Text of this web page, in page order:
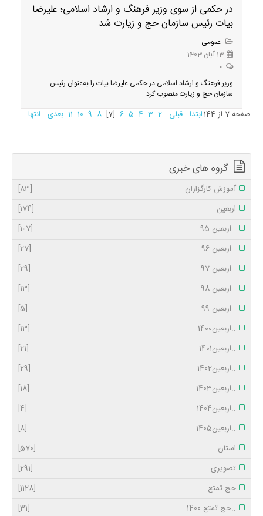
در حکمی از سوی وزیر فرهنگ و ارشاد اسلامی؛ علیرضا
بیات رئیس سازمان حج و زیارت شد
عمومی
13 آبان 1403
0
وزیر فرهنگ و ارشاد اسلامی در حکمی علیرضا بیات را به‌عنوان رئیس
سازمان حج و زیارت منصوب کرد.
صفحه 7 از 144 ابتدا قبلی 2
3
4
5
6
[7]
8
9
10
11 بعدی انتها
گروه های خبری
آموزش کارگزاران
[83]
اربعین
[174]
..اربعین 95
[107]
..اربعین 96
[27]
..اربعین 97
[29]
..اربعین 98
[13]
..اربعین 99
[5]
..اربعین1400
[13]
..اربعین1401
[21]
..اربعین1402
[29]
..اربعین1403
[18]
..اربعین1404
[4]
..اربعین1405
[8]
استان
[570]
تصویری
[291]
حج تمتع
[1128]
..حج تمتع 1400
[31]